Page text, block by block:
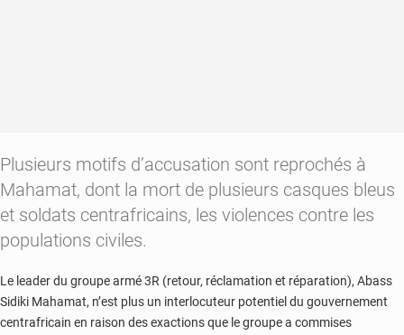
Plusieurs motifs d’accusation sont reprochés à
Mahamat, dont la mort de plusieurs casques bleus
et soldats centrafricains, les violences contre les
populations civiles.
Le leader du groupe armé 3R (retour, réclamation et réparation), Abass
Sidiki Mahamat, n’est plus un interlocuteur potentiel du gouvernement
centrafricain en raison des exactions que le groupe a commises